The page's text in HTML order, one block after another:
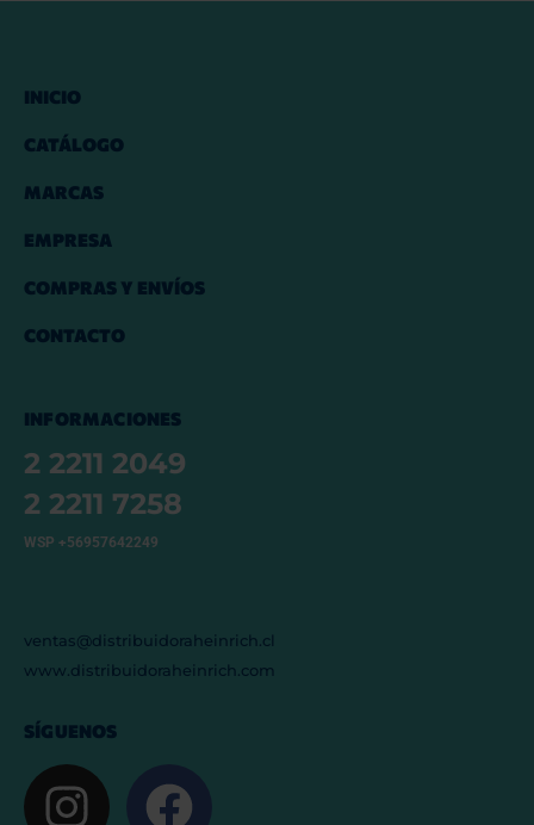
INICIO
CATÁLOGO
MARCAS
EMPRESA
COMPRAS Y ENVÍOS
CONTACTO
INFORMACIONES
2 2211 2049
2 2211 7258
WSP +56957642249
ventas@distribuidoraheinrich.cl
www.distribuidoraheinrich.com
SÍGUENOS